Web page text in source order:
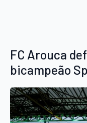
FC Arouca
bicampeão